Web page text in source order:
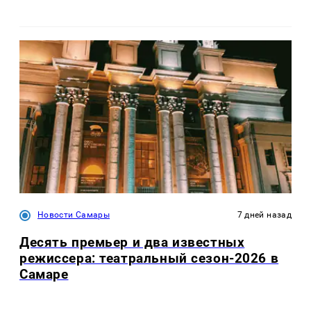
Новости Самары 7 дней назад
Десять премьер и два известных
режиссера: театральный сезон-2026 в
Самаре